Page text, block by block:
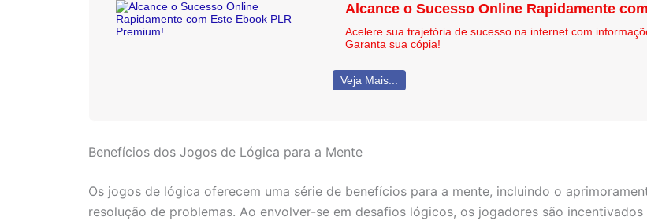
Alcance o Sucesso Online Rapidamente
Acelere sua trajetória de sucesso na internet com
Garanta sua cópia!
Veja Mais...
Benefícios dos Jogos de Lógica para a Mente
Os jogos de lógica oferecem uma série de benefícios para a mente, incluindo o
resolução de problemas. Ao envolver-se em desafios lógicos, os jogadores são